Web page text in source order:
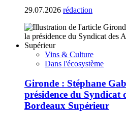
29.07.2026 rédaction
Vins & Culture
Dans l'écosystème
Gironde : Stéphane
présidence du Syndicat
Bordeaux Supérieur